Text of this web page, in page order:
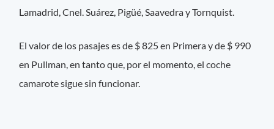
Lamadrid, Cnel. Suárez, Pigüé, Saavedra y Tornquist.
El valor de los pasajes es de $ 825 en Primera y de $ 990
en Pullman, en tanto que, por el momento, el coche
camarote sigue sin funcionar.